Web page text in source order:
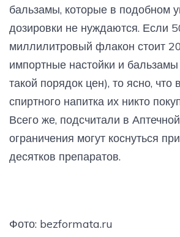
бальзамы, которые в подобном
дозировки не нуждаются. Если
миллилитровый флакон стоит
импортные настойки и
такой порядок цен), то ясно, что
спиртного напитка их никто
Всего же, подсчитали в
ограничения могут коснуться
десятков препаратов.
Фото: bezformata.ru